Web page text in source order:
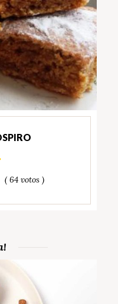
( 64 votos )